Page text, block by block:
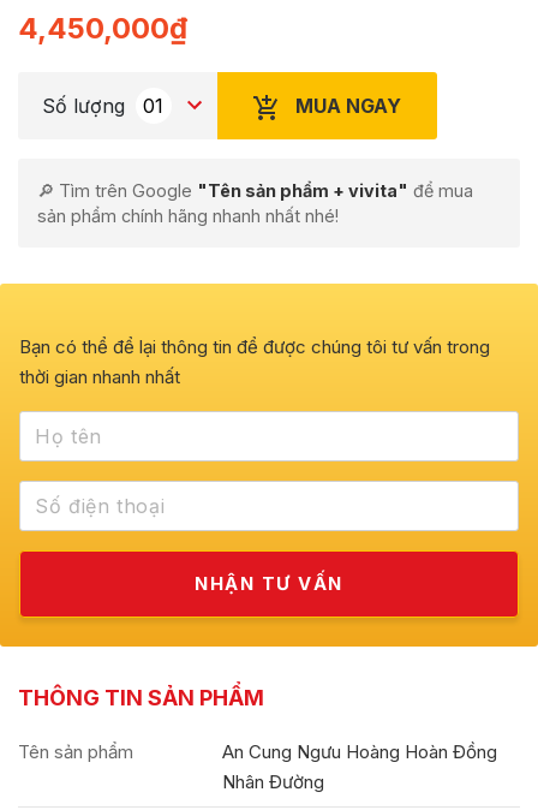
4,450,000₫
Số lượng MUA NGAY
🔎 Tìm trên Google "Tên sản phẩm + vivita" để mua
sản phẩm chính hãng nhanh nhất nhé!
Bạn có thể để lại thông tin để được chúng tôi tư vấn trong
thời gian nhanh nhất
THÔNG TIN SẢN PHẨM
Tên sản phẩm
An Cung Ngưu Hoàng Hoàn Đồng
Nhân Đường